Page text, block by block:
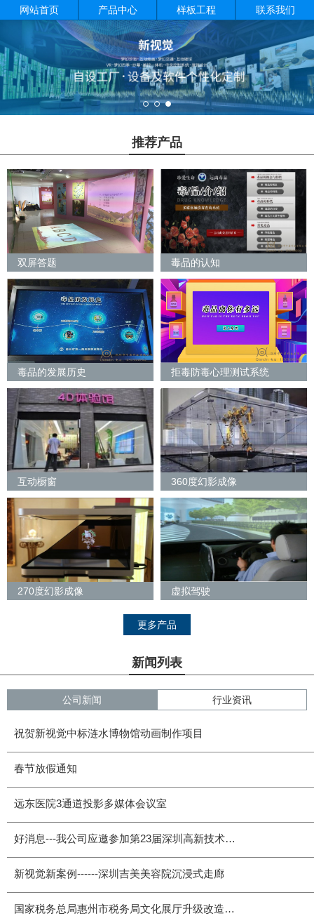
网站首页 产品中心 样板工程 联系我们
推荐产品
双屏答题 毒品的认知
毒品的发展历史 拒毒防毒心理测试系统
互动橱窗 360度幻影成像
270度幻影成像 虚拟驾驶
更多产品
新闻列表
公司新闻 行业资讯
祝贺新视觉中标涟水博物馆动画制作项目
春节放假通知
远东医院3通道投影多媒体会议室
好消息---我公司应邀参加第23届深圳高新技术交易会
新视觉新案例------深圳吉美美容院沉浸式走廊
国家税务总局惠州市税务局文化展厅升级改造项目